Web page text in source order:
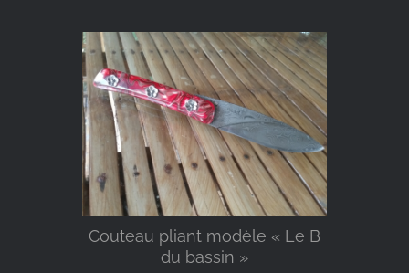
DÉTAILS
Couteau pliant modèle « Le B
du bassin »